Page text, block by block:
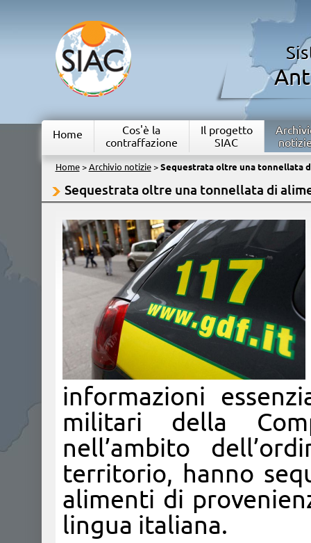
Home
Cos'è la
contraffazione
Il progetto
SIAC
Home> Archivio notizie> Sequestrata oltre una tonnellata
Sequestrata oltre una tonnellata di
informazioni
militari della
nell’ambito
territorio, hanno
alimenti di
lingua italiana.